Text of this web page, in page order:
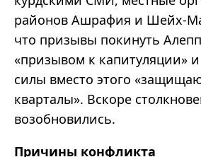
районов Ашрафия и Шейх-
что призывы покинуть
«призывом к капитуляции»
силы вместо этого
кварталы». Вскоре
возобновились.
Причины конфликта